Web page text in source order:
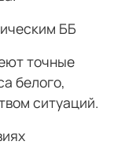
ББ
точные
белого,
ситуаций.